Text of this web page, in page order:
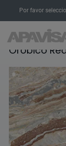
Por favor
Orobico